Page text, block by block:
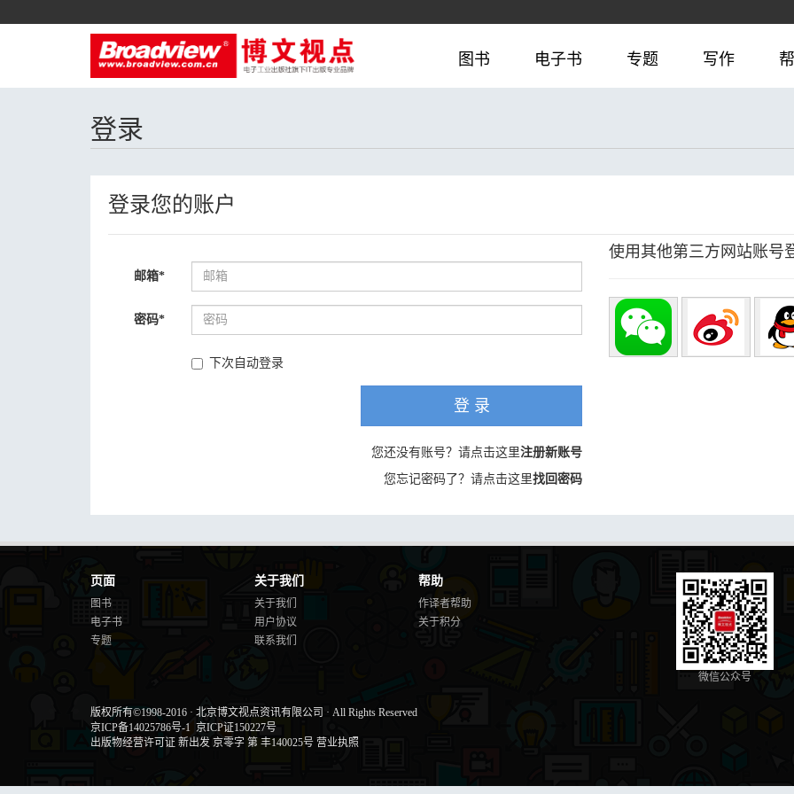
图书 电子书 专题 写作
登录
登录您的账户
邮箱*
密码*
下次自动登录
登 录
您还没有账号？请点击这里注册新账号
您忘记密码了？请点击这里找回密码
使用其他第三方网站账号
页面
图书
电子书
专题
关于我们
关于我们
用户协议
联系我们
帮助
作译者帮助
关于积分
微信公众号
版权所有©1998-2016 · 北京博文视点资讯有限公司 · All Rights Reserved
京ICP备14025786号-1 京ICP证150227号
出版物经营许可证 新出发 京零字 第 丰140025号 营业执照